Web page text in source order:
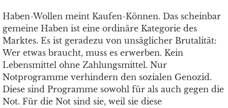
Haben-Wollen meint Kaufen-Können. Das scheinbar
gemeine Haben ist eine ordinäre Kategorie des
Marktes. Es ist geradezu von unsäglicher Brutalität:
Wer etwas braucht, muss es erwerben. Kein
Lebensmittel ohne Zahlungsmittel. Nur
Notprogramme verhindern den sozialen Genozid.
Diese sind Programme sowohl für als auch gegen die
Not. Für die Not sind sie, weil sie diese